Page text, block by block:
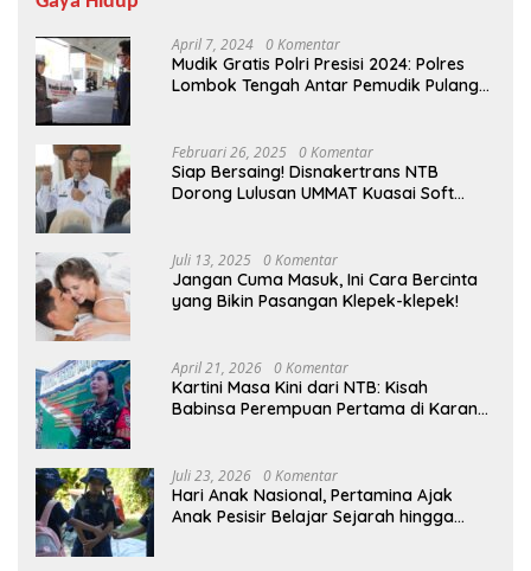
April 7, 2024 0 Komentar
Mudik Gratis Polri Presisi 2024: Polres
Lombok Tengah Antar Pemudik Pulang
Februari 26, 2025 0 Komentar
Siap Bersaing! Disnakertrans NTB
Dorong Lulusan UMMAT Kuasai Soft
Juli 13, 2025 0 Komentar
Jangan Cuma Masuk, Ini Cara Bercinta
yang Bikin Pasangan Klepek-klepek!
April 21, 2026 0 Komentar
Kartini Masa Kini dari NTB: Kisah
Babinsa Perempuan Pertama di Karang
Juli 23, 2026 0 Komentar
Hari Anak Nasional, Pertamina Ajak
Anak Pesisir Belajar Sejarah hingga